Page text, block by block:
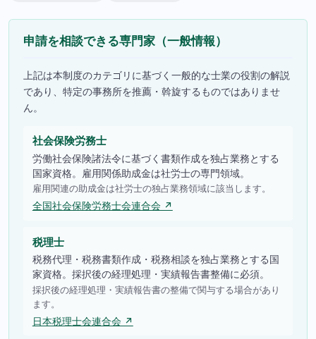
申請を相談できる専門家（一般情報）
上記は本制度のカテゴリに基づく一般的な士業の役割の解説
であり、特定の事務所を推薦・斡旋するものではありませ
ん。
社会保険労務士
労働社会保険諸法令に基づく書類作成を独占業務とする
国家資格。雇用関係助成金は社労士の専門領域。
雇用関連の助成金は社労士の独占業務領域に該当します。
全国社会保険労務士会連合会 ↗
税理士
税務代理・税務書類作成・税務相談を独占業務とする国
家資格。採択後の経理処理・実績報告書整備に必須。
採択後の経理処理・実績報告書の整備で関与する場合があり
ます。
日本税理士会連合会 ↗